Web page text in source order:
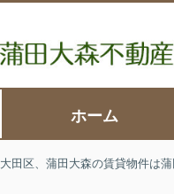
ホーム
大田区、蒲田大森の賃貸物件は